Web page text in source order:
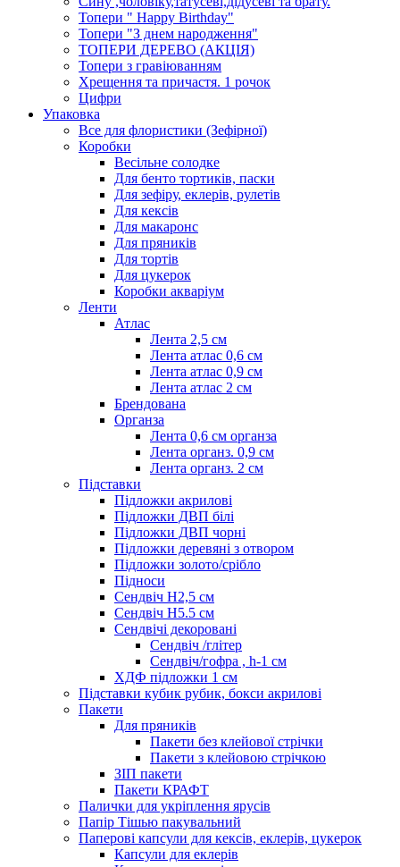
Топери " Happy Birthday"
Топери "З днем народження"
ТОПЕРИ ДЕРЕВО (АКЦІЯ)
Топери з гравіюванням
Хрещення та причастя. 1 рочок
Цифри
Упаковка
Все для флористики (Зефірної)
Коробки
Весільне солодке
Для бенто тортиків, паски
Для зефіру, еклерів, рулетів
Для кексів
Для макаронс
Для пряників
Для тортів
Для цукерок
Коробки акваріум
Ленти
Атлас
Лента 2,5 см
Лента атлас 0,6 см
Лента атлас 0,9 см
Лента атлас 2 см
Брендована
Органза
Лента 0,6 см органза
Лента органз. 0,9 см
Лента органз. 2 см
Підставки
Підложки акрилові
Підложки ДВП білі
Підложки ДВП чорні
Підложки деревяні з отвором
Підложки золото/срібло
Підноси
Сендвіч H2,5 см
Сендвіч H5.5 см
Сендвічі декоровані
Сендвіч /глітер
Сендвіч/гофра , h-1 см
ХДФ підложки 1 см
Підставки кубик рубик, бокси акрилові
Пакети
Для пряників
Пакети без клейової стрічки
Пакети з клейовою стрічкою
ЗІП пакети
Пакети КРАФТ
Палички для укріплення ярусів
Папір Тішью пакувальний
Паперові капсули для кексів, еклерів, цукерок
Капсули для еклерів